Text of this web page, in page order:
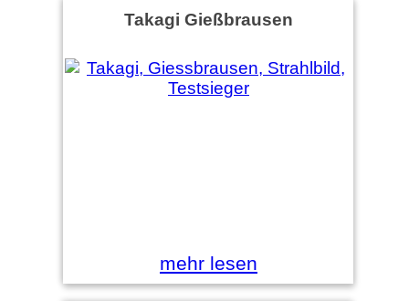
Takagi Gießbrausen
mehr lesen